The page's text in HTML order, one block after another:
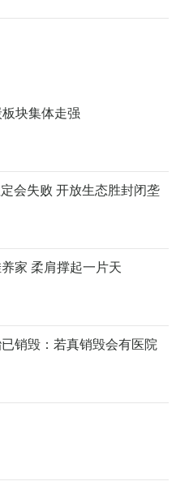
块集体走强
会失败 开放生态胜封闭垄
家 柔肩撑起一片天
销毁：若真销毁会有医院